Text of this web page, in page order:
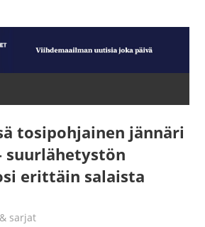
tosipohjainen jännäri
suurlähetystön
erittäin salaista
sarjat